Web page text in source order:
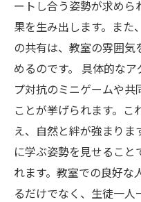
ートし合う姿勢が求め
果を生み出します。また
の共有は、教室の雰囲
めるのです。 具体的な
プ対抗のミニゲームや
ことが挙げられます。
え、自然と絆が強まり
に学ぶ姿勢を見せること
れます。教室での良好な
るだけでなく、生徒一人